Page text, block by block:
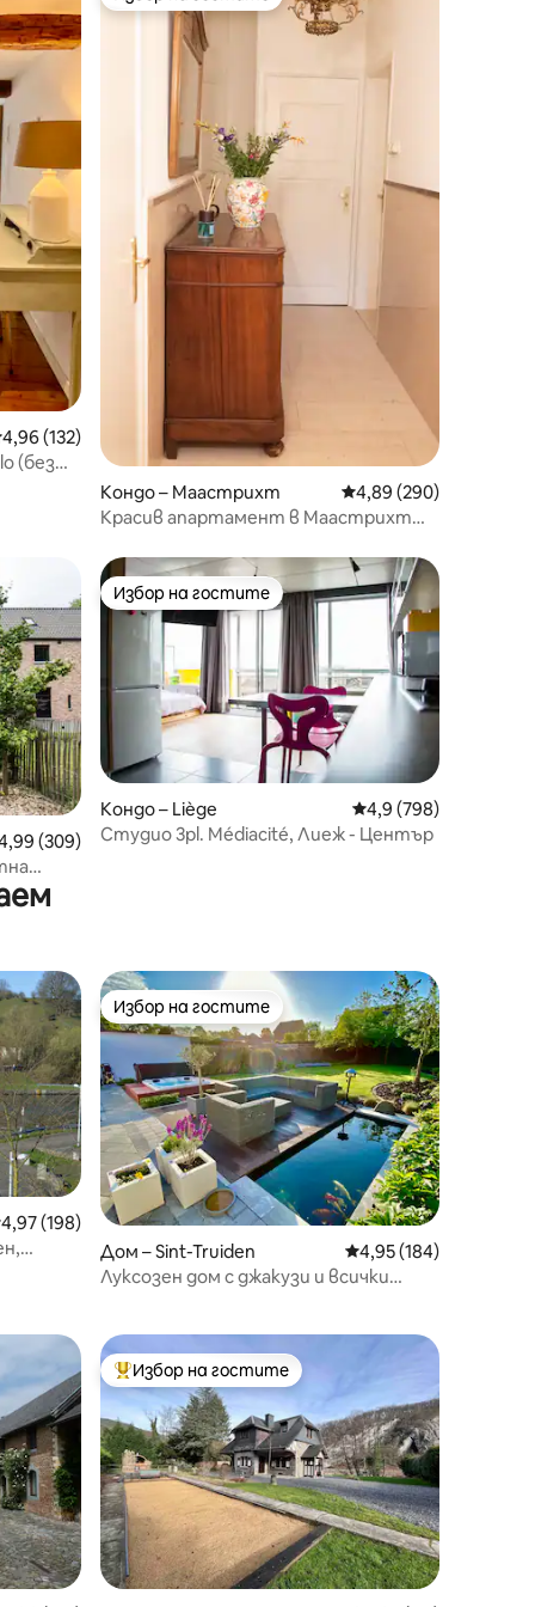
оценка: 4,96 от 5, 132 отзива
4,96 (132)
(без
Кондо – Маастрихт Средна оценка: 4,89
4,89 (290)
Красив апартамент в Маастрихт
оценка: 4,99 от 5, 309 отзива
(309)
Избор на гостите
Избор на гостите
Кондо – Liège Средна оценка: 4,9
4,9 (798)
Студио 3pl. Médiacité, Лиеж - Център
оценка: 4,97 от 5, 198 отзива
4,97 (198)
Избор на гостите
Избор на гостите
Дом – Sint-Truiden Средна оценка: 4,95
4,95 (184)
Луксозен дом с джакузи и всички
Най-популярен избор на гостите
Избор на гостите